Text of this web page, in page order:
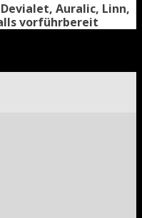
Auralic, Linn,
vorführbereit